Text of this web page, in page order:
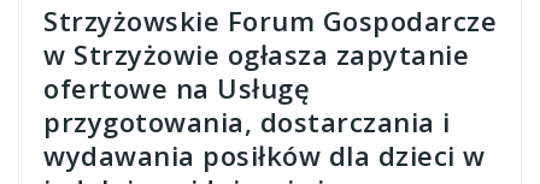
Strzyżowskie Forum Gospodarcze
w Strzyżowie ogłasza zapytanie
ofertowe na Usługę
przygotowania, dostarczania i
wydawania posiłków dla dzieci w